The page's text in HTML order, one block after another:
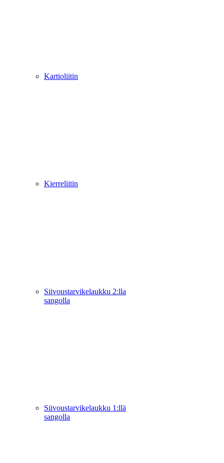
Kartioliitin
Kierreliitin
Siivoustarvikelaukku 2:lla
sangolla
Siivoustarvikelaukku 1:llä
sangolla